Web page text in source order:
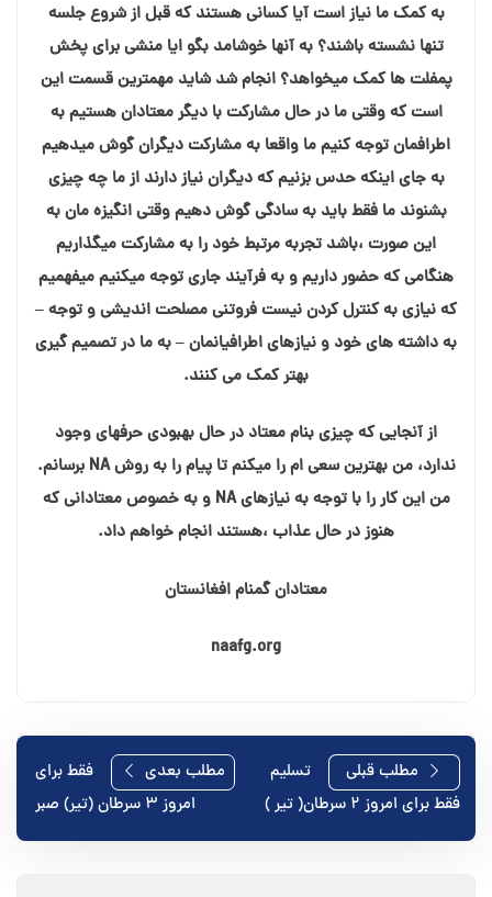
به کمک ما نیاز است آیا کسانی هستند که قبل از شروع جلسه
تنها نشسته باشند؟ به آنها خوشامد بگو ایا منشی برای پخش
پمفلت ها کمک میخواهد؟ انجام شد شاید مهمترین قسمت این
است که وقتی ما در حال مشارکت با دیگر معتادان هستیم به
اطرافمان توجه کنیم ما واقعا به مشارکت دیگران گوش میدهیم
به جای اینکه حدس بزنیم که دیگران نیاز دارند از ما چه چیزی
بشنوند ما فقط باید به سادگی گوش دهیم وقتی انگیزه مان به
این صورت ،باشد تجربه مرتبط خود را به مشارکت میگذاریم
هنگامی که حضور داریم و به فرآیند جاری توجه میکنیم میفهمیم
که نیازی به کنترل کردن نیست فروتنی مصلحت اندیشی و توجه –
به داشته های خود و نیازهای اطرافیانمان – به ما در تصمیم گیری
بهتر کمک می کنند.
از آنجایی که چیزی بنام معتاد در حال بهبودی حرفهای وجود
ندارد، من بهترین سعی ام را میکنم تا پیام را به روش NA برسانم.
من این کار را با توجه به نیازهای NA و به خصوص معتادانی که
هنوز در حال عذاب ،هستند انجام خواهم داد.
معتادان گمنام افغانستان
naafg.org
راهبری
نوشته
مطلب قبلی
تسلیم
فقط برای امروز ۲ سرطان( تیر )
مطلب بعدی
فقط برای
امروز ۳ سرطان (تیر) صبر